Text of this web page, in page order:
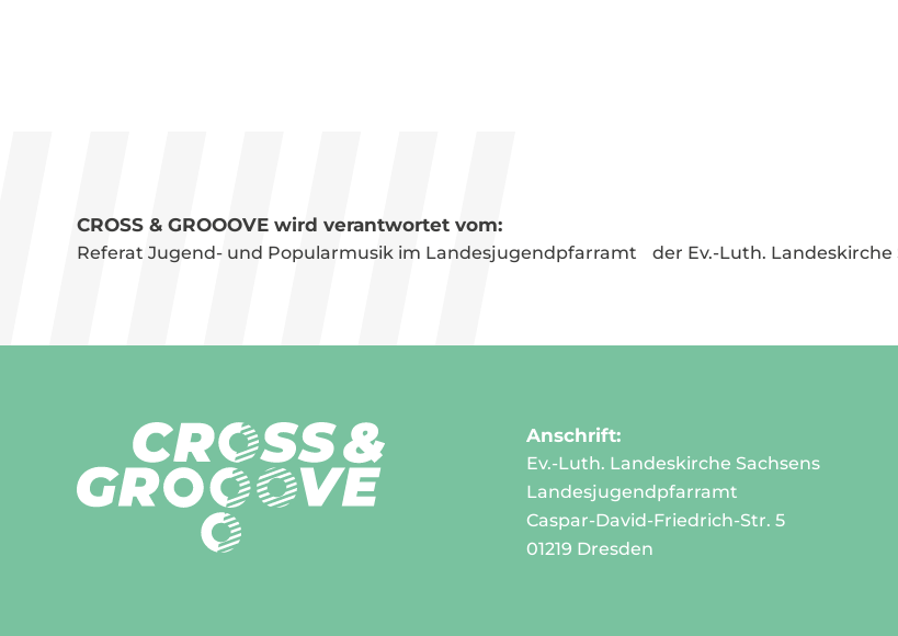
CROSS & GROOOVE wird verantwortet vom:
Referat Jugend- und Popular­musik im Landesjugend­pfarramt der Ev.-Luth. Landeskirche
Anschrift:
Ev.-Luth. Landeskirche Sachsens
Landesjugendpfarramt
Caspar-David-Friedrich-Str. 5
01219 Dresden